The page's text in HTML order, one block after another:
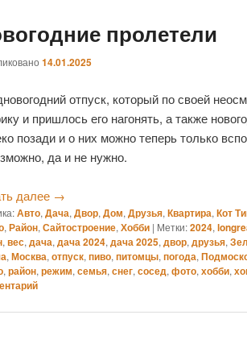
пролетели
14.01.2025
отпуск, который по своей
и пришлось его нагонять, а также
позади и о них можно теперь только
да и не нужно.
далее →
Авто, Дача, Двор, Дом, Друзья, Квартира, Кот
, Район, Сайтостроение, Хобби | Метки:2024,
, вес, дача, дача 2024, дача 2025, двор, друзья,
, Москва, отпуск, пиво, питомцы, погода,
, район, режим, семья, снег, сосед, фото, хобби,